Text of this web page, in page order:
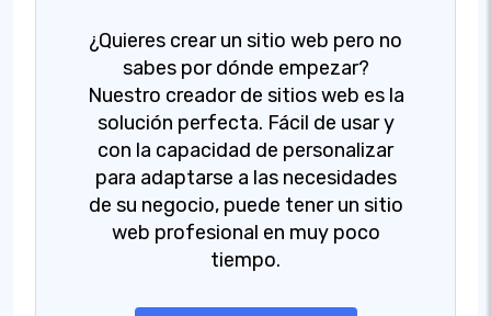
¿Quieres crear un sitio web pero no
sabes por dónde empezar?
Nuestro creador de sitios web es la
solución perfecta. Fácil de usar y
con la capacidad de personalizar
para adaptarse a las necesidades
de su negocio, puede tener un sitio
web profesional en muy poco
tiempo.